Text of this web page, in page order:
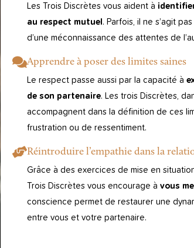
Les Trois Discrètes vous aident à
au respect mutuel. Parfois, il ne s’agit
d’une méconnaissance des attentes de
Apprendre à poser des limites saines
Le respect passe aussi par la capacité à
de son partenaire. Les trois Discrètes,
accompagnent dans la définition de ces
frustration ou de ressentiment.
Réintroduire l’empathie dans la
Grâce à des exercices de mise en
Trois Discrètes vous encourage à vous
conscience permet de restaurer une
entre vous et votre partenaire.